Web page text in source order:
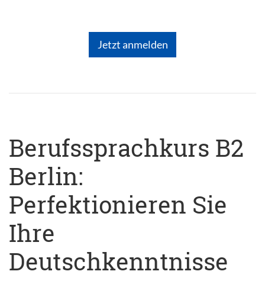
Jetzt anmelden
Berufssprachkurs B2
Berlin:
Perfektionieren Sie
Ihre
Deutschkenntnisse